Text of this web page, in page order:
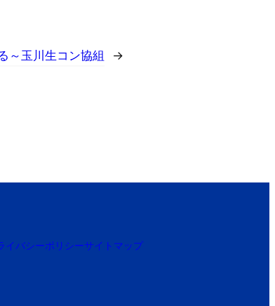
～玉川生コン協組 →
イバシーポリシーサイトマップ